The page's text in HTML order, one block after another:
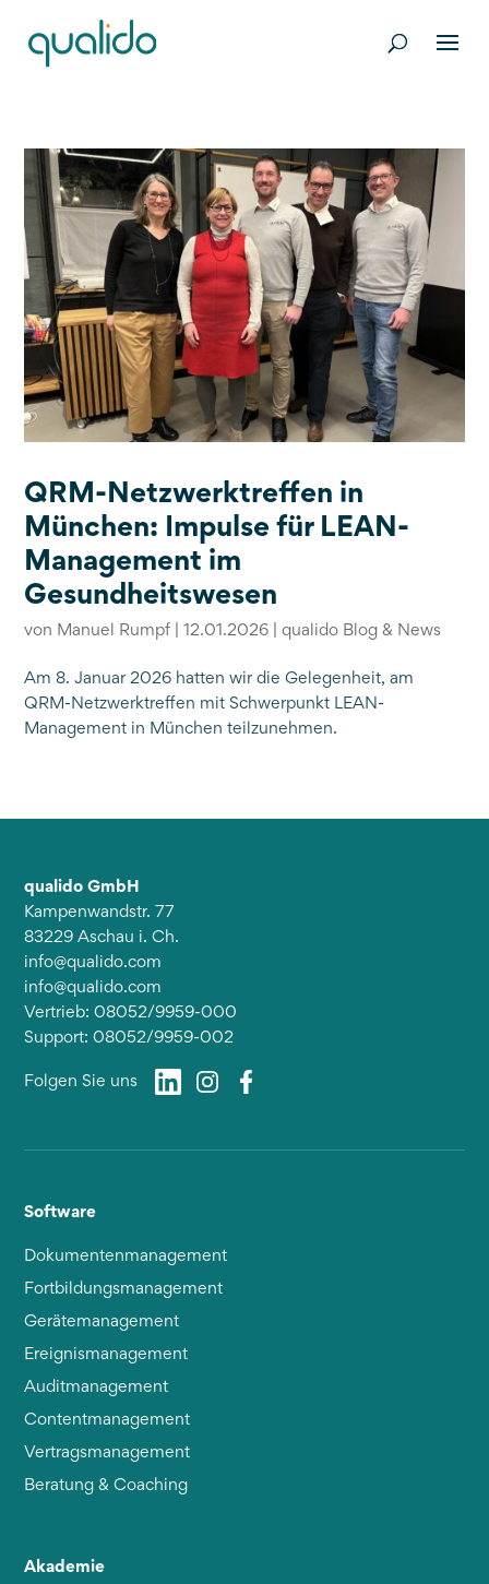
QRM-Netzwerktreffen in
München: Impulse für LEAN-
Management im
Gesundheitswesen
von Manuel Rumpf |12.01.2026 |qualido Blog & News
Am 8. Januar 2026 hatten wir die Gelegenheit, am
QRM-Netzwerktreffen mit Schwerpunkt LEAN-
Management in München teilzunehmen.
qualido GmbH
Kampenwandstr. 77
83229 Aschau i. Ch.
info@qualido.com
info@qualido.com
Vertrieb: 08052/9959-000
Support: 08052/9959-002
Folgen Sie uns
Software
Dokumentenmanagement
Fortbildungsmanagement
Gerätemanagement
Ereignismanagement
Auditmanagement
Contentmanagement
Vertragsmanagement
Beratung & Coaching
Akademie